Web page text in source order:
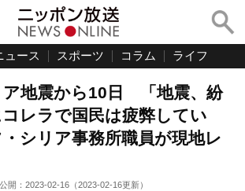
ュース スポーツ コラム ライフ
ア地震から10日 「地震、紛
レラで国民は疲弊してい
シリア事務所職員が現地レ
開： 2023-02-16 （2023-02-16更新）